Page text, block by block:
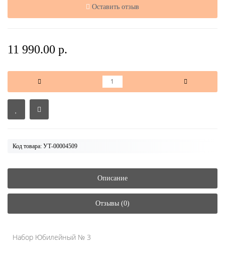
Оставить отзыв
11 990.00 р.
Код товара: УТ-00004509
Описание
Отзывы (0)
Набор Юбилейный № 3